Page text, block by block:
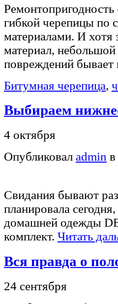
гибкой черепицы по
материалами. И хотя
материал,
повреждений бывает
Битумная черепица,
Выбираем
4 октября
Опубликовал admin в
Свидания бывают
планировала
домашней одежды
комплект. Читать
Вся правда о
24 сентября